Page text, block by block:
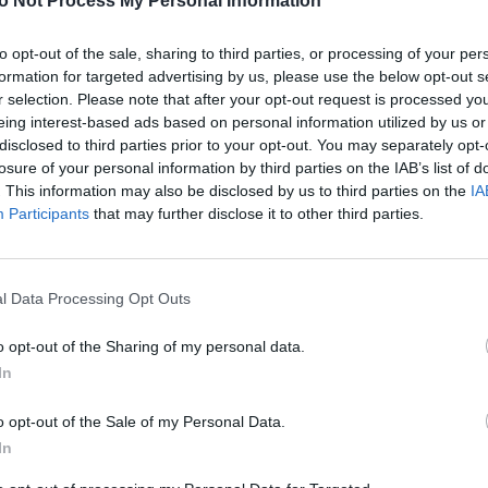
opt-out of the sale, sharing to third parties, or processing of your
for targeted advertising by us, please use the below opt-out
selection. Please note that after your opt-out request is processed
interest-based ads based on personal information utilized by us
to third parties prior to your opt-out. You may separately
of your personal information by third parties on the IAB’s list of
This information may also be disclosed by us to third parties on the
Participants that may further disclose it to other third parties.
Data Processing Opt Outs
opt-out of the Sharing of my personal data.
opt-out of the Sale of my Personal Data.
(UCA) w Buenos Aires (od 1993). Pełnił też różne
prowincji argentyńskiej.
diecezji San Juan de Cuyo; sakrę
papież powołał go na administratora
M. Taussiga, który ustąpił ze stanowiska
tamtejszego seminarium duchownego. 11
jej ordynariusz. Obecnie zaś, dokładnie po
jak wynika z jego listu do diecezjan, na własną
W czerwcu 2020, po ponownym otwarciu
pandemii, ówczesny biskup E. Taussig
wyłącznie w pozycji stojącej i na rękę, a nie na
wiernych i księży, także w miejscowym
oznajmił, iż na polecenie Watykanu
końcem tego roku, a kształcący się tam klerycy
wyjaśnień placówka ta zaprzestała